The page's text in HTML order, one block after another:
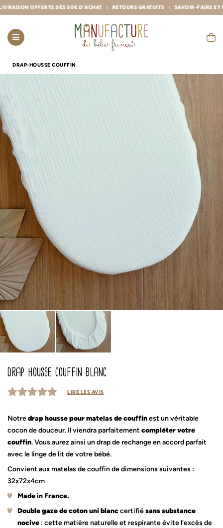
OFFERTE DÈS 50€ D’ACHAT RETOURS GRATUITS SAVOIR-FAIRE ET
DRAP-HOUSSE COUFFIN
drap housse couffin blanc
LIRE LES AVIS
Notredrap housse pour matelas de couffinest un véritable
cocon de douceur. Il viendra parfaitement compléter votre
couffin. Vous aurez ainsi un drap de rechange en accord parfait
avec le linge de lit de votre bébé.
Convient aux matelas de couffin de dimensions suivantes :
32x72x4cm
Made in France.
Double gaze de coton uni blanccertifiésans substance
nocive : cette matière naturelle et respirante évite l’excès de